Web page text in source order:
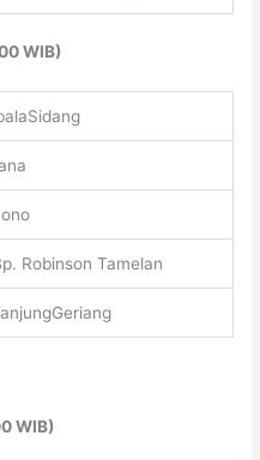
WIB)
Robinson Tamelan
WIB)